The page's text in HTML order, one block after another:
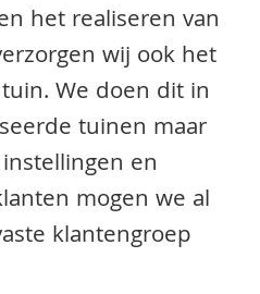
het realiseren van
wij ook het
We doen dit in
tuinen maar
en
mogen we al
klantengroep